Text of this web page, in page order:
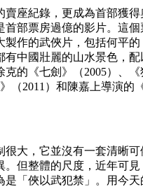
座紀錄，更成為首部獲
部票房過億的影片。這
作的武俠片，包括何平
中國壯麗的山水景色，
的《七劍》（2005）、
（2011）和陳嘉上導演的
大，它並沒有一套清晰
但整體的尺度，近年可
「俠以武犯禁」。用今